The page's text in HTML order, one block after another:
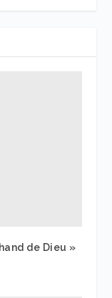
de Dieu »